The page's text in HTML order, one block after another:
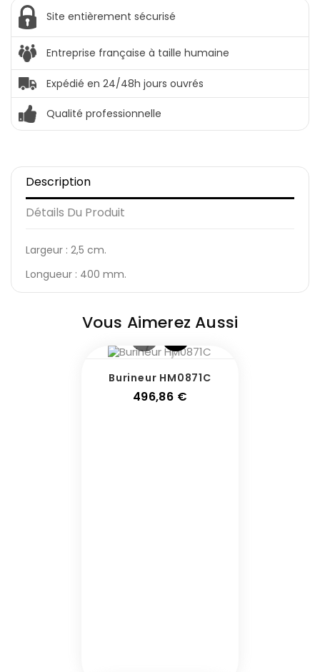
Site entièrement sécurisé
Entreprise française à taille humaine
Expédié en 24/48h jours ouvrés
Qualité professionnelle
Description
Détails Du Produit
Largeur : 2,5 cm.
Longueur : 400 mm.
Vous Aimerez Aussi
Burineur HM0871C
496,86 €